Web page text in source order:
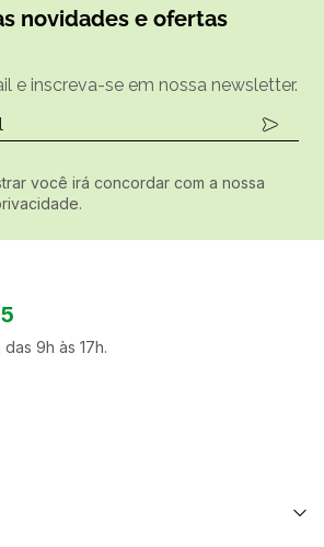
novidades e ofertas
e inscreva-se em nossa newsletter.
você irá concordar com a nossa
9h às 17h.